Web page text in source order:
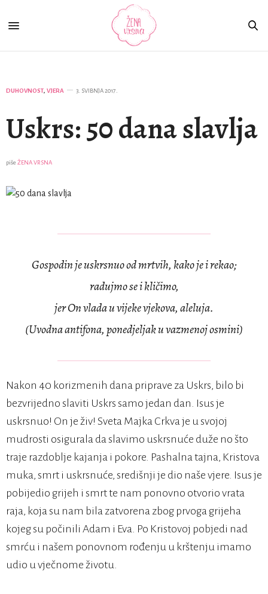
DUHOVNOST, VJERA 3. SVIBNJA 2017.
Uskrs: 50 dana slavlja
piše ŽENA VRSNA
Gospodin je uskrsnuo od mrtvih, kako je i rekao;
radujmo se i kličimo,
jer On vlada u vijeke vjekova, aleluja.
(Uvodna antifona, ponedjeljak u vazmenoj osmini)
Nakon 40 korizmenih dana priprave za Uskrs, bilo bi
bezvrijedno slaviti Uskrs samo jedan dan. Isus je
uskrsnuo! On je živ! Sveta Majka Crkva je u svojoj
mudrosti osigurala da slavimo uskrsnuće duže no što
traje razdoblje kajanja i pokore. Pashalna tajna, Kristova
muka, smrt i uskrsnuće, središnji je dio naše vjere. Isus je
pobijedio grijeh i smrt te nam ponovno otvorio vrata
raja, koja su nam bila zatvorena zbog prvoga grijeha
kojeg su počinili Adam i Eva. Po Kristovoj pobjedi nad
smrću i našem ponovnom rođenju u krštenju imamo
udio u vječnome životu.